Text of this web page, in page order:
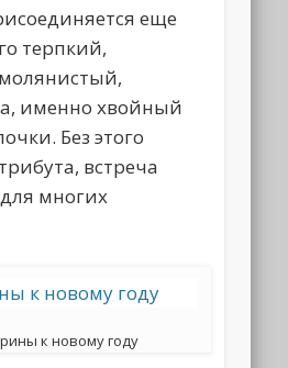
еще
терпкий,
именно хвойный
Без этого
встреча
многих
к новому году